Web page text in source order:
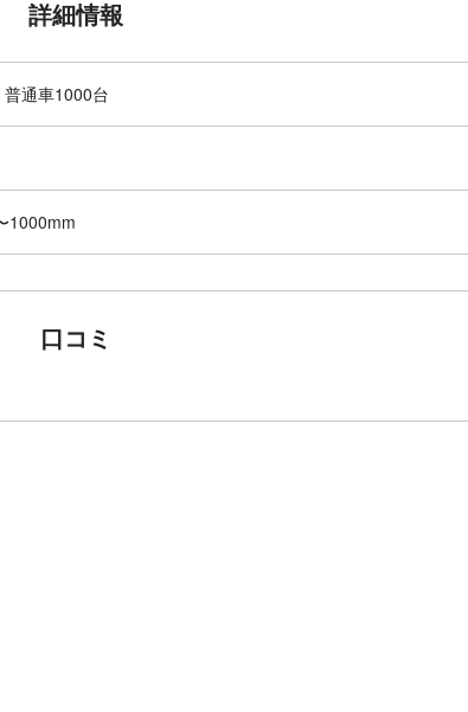
詳細情報
通車1000台
1000mm
口コミ